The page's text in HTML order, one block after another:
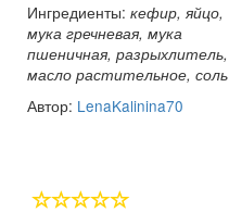
Ингредиенты: кефир, яйцо,
мука гречневая, мука
пшеничная, разрыхлитель,
масло растительное, соль
Автор: LenaKalinina70